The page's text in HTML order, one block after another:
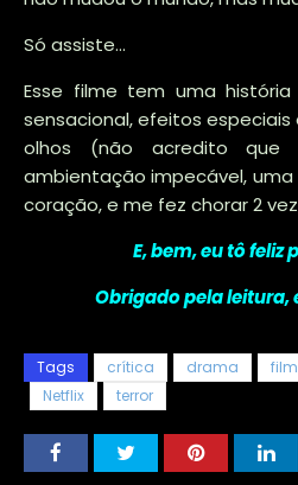
Só assiste...
Esse filme tem uma história
sensacional, efeitos
olhos (não acredito que
ambientação impecável,
coração, e me fez chorar 2
E, bem, eu tô feliz
Obrigado pela leitura,
Tags crítica drama
Netflix
terror